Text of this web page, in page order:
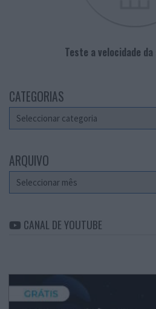
Teste a velocidade
CATEGORIAS
Categorias
ARQUIVO
Arquivo
CANAL DE YOUTUBE